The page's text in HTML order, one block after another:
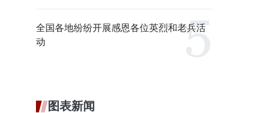
全国各地纷纷开展感恩各位英烈和老兵活
动
图表新闻